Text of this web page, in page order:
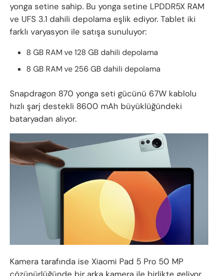
yonga setine sahip. Bu yonga setine LPDDR5X RAM
ve UFS 3.1 dahili depolama eşlik ediyor. Tablet iki
farklı varyasyon ile satışa sunuluyor:
8 GB RAM ve 128 GB dahili depolama
8 GB RAM ve 256 GB dahili depolama
Snapdragon 870 yonga seti gücünü 67W kablolu
hızlı şarj destekli 8600 mAh büyüklüğündeki
bataryadan alıyor.
Kamera tarafında ise Xiaomi Pad 5 Pro 50 MP